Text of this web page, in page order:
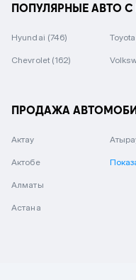
ПОПУЛЯРНЫЕ АВТО
Hyundai (746) Toyota
Chevrolet (162)
ПРОДАЖА
Актау
Актобе
Алматы
Астана